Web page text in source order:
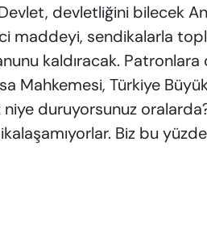
devletliğini bilecek
maddeyi, sendikalarla
kaldıracak.
Mahkemesi, Türkiye
niye duruyorsunuz
Biz bu